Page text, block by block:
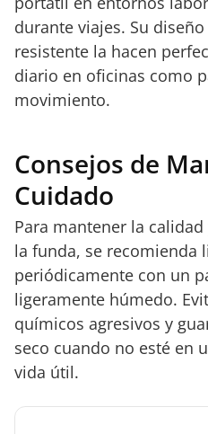
durante viajes. Su
resistente la hacen
diario en oficinas como
movimiento.
Consejos de
Cuidado
Para mantener la
la funda, se recomienda
periódicamente con un
ligeramente húmedo.
químicos agresivos y
seco cuando no esté en
vida útil.